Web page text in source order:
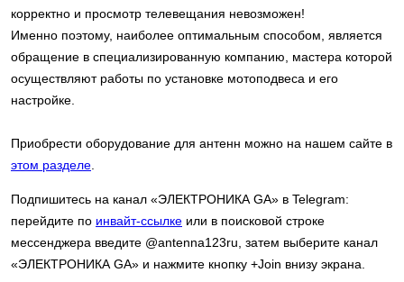
корректно и просмотр телевещания невозможен!
Именно поэтому, наиболее оптимальным способом, является
обращение в специализированную компанию, мастера которой
осуществляют работы по установке мотоподвеса и его
настройке.
Приобрести оборудование для антенн можно на нашем сайте в
этом разделе
Подпишитесь на канал «ЭЛЕКТРОНИКА GA» в Telegram:
перейдите по инвайт-ссылке или в поисковой строке
мессенджера введите @antenna123ru, затем выберите канал
«ЭЛЕКТРОНИКА GA» и нажмите кнопку +Join внизу экрана.